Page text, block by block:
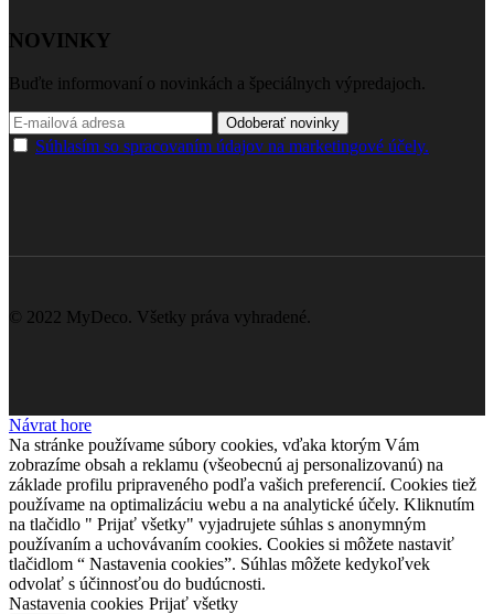
NOVINKY
Buďte informovaní o novinkách a špeciálnych výpredajoch.
Odoberať novinky
Súhlasím so spracovaním údajov na marketingové účely.
© 2022 MyDeco. Všetky práva vyhradené.
Návrat hore
Na stránke používame súbory cookies, vďaka ktorým Vám
zobrazíme obsah a reklamu (všeobecnú aj personalizovanú) na
základe profilu pripraveného podľa vašich preferencií. Cookies tiež
používame na optimalizáciu webu a na analytické účely. Kliknutím
na tlačidlo " Prijať všetky" vyjadrujete súhlas s anonymným
používaním a uchovávaním cookies. Cookies si môžete nastaviť
tlačidlom “ Nastavenia cookies”. Súhlas môžete kedykoľvek
odvolať s účinnosťou do budúcnosti.
Nastavenia cookies Prijať všetky